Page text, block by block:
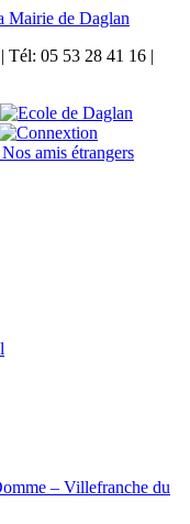
05 53 28 41 16 |
– Villefranche du